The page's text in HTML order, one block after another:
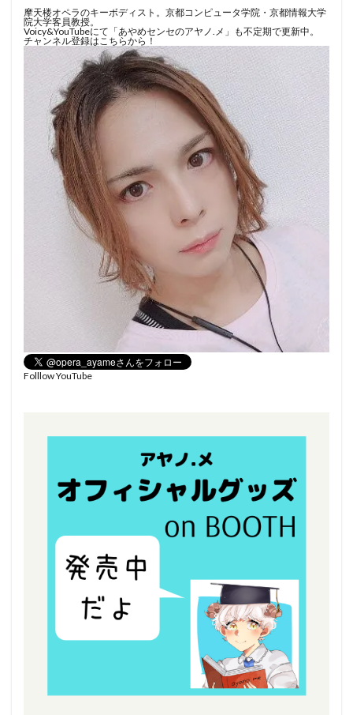
摩天楼オペラのキーボディスト。京都コンピュータ学院・京都情報大学
院大学客員教授。
Voicy&YouTubeにて「あやめセンセのアヤノ.メ」も不定期で更新中。
チャンネル登録はこちらから！
Folllow YouTube